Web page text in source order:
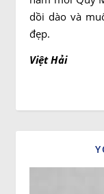
dồi dào và
đẹp.
Việt Hải